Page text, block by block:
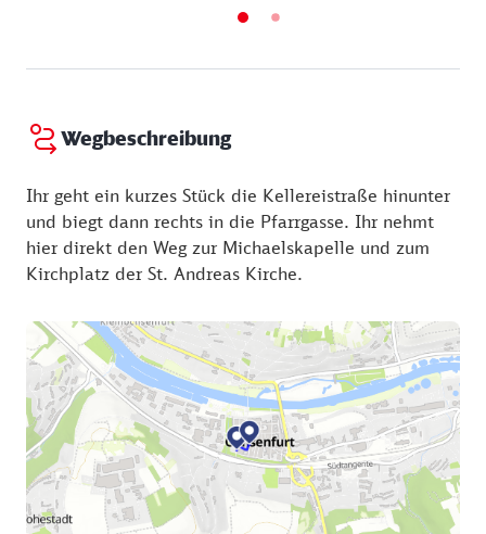
weil er wie sein Nachbar, der Dicke Turm, für
Wegbeschreibung
Ihr geht ein kurzes Stück die Kellereistraße hinunter
und biegt dann rechts in die Pfarrgasse. Ihr nehmt
hier direkt den Weg zur Michaelskapelle und zum
Kirchplatz der St. Andreas Kirche.